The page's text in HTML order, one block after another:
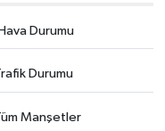
Hava Durumu
Durumu
Manşetler